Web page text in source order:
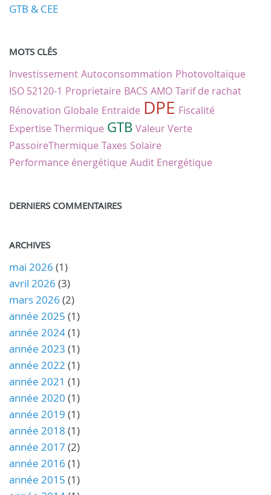
GTB & CEE
MOTS CLÉS
Investissement Autoconsommation Photovoltaïque
ISO 52120-1 Proprietaire BACS AMO Tarif de rachat
Rénovation Globale Entraide DPE Fiscalité
Expertise Thermique GTB Valeur Verte
PassoireThermique Taxes Solaire
Performance énergétique Audit Energétique
DERNIERS COMMENTAIRES
ARCHIVES
mai 2026 (1)
avril 2026 (3)
mars 2026 (2)
année 2025 (1)
année 2024(1)
année 2023 (1)
année 2022 (1)
année 2021 (1)
année 2020 (1)
année 2019 (1)
année 2018 (1)
année 2017 (2)
année 2016 (1)
année 2015 (1)